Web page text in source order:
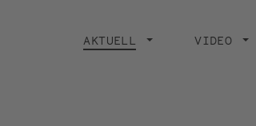
navigation
AKTUELL CURRENT PAGE
VIDEO